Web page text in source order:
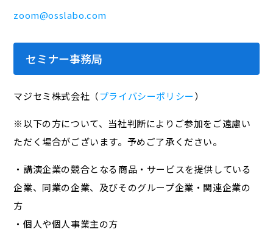
zoom@osslabo.com
セミナー事務局
マジセミ株式会社（プライバシーポリシー）
※以下の方について、当社判断によりご参加をご遠慮い
ただく場合がございます。予めご了承ください。
・講演企業の競合となる商品・サービスを提供している
企業、同業の企業、及びそのグループ企業・関連企業の
方
・個人や個人事業主の方